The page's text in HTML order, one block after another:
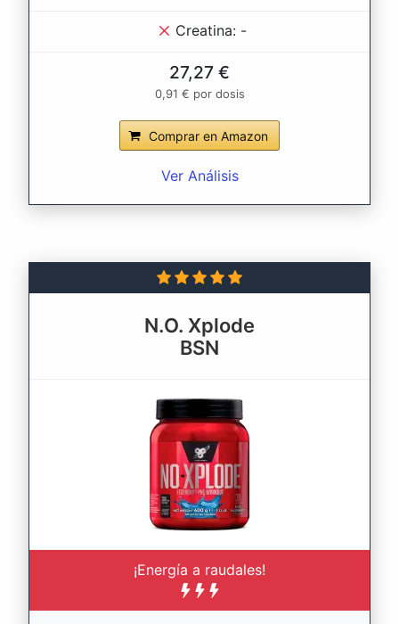
Creatina: -
27,27 €
0,91 € por dosis
Comprar en Amazon
Ver Análisis
N.O. Xplode
BSN
¡Energía a raudales!